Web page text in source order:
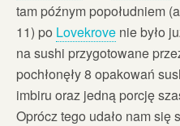
tam późnym popołudniem (a
11) po Lovekrove nie było
na sushi przygotowane
pochłonęły 8 opakowań
imbiru oraz jedną porcję
Oprócz tego udało nam się